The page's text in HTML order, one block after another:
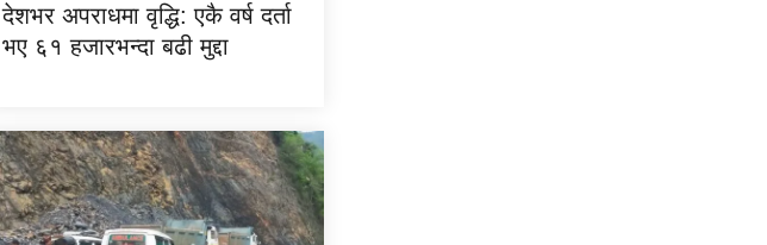
देशभर अपराधमा वृद्धि: एकै वर्ष दर्ता
भए ६१ हजारभन्दा बढी मुद्दा